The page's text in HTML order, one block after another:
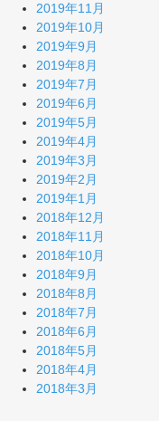
2019年11月
2019年10月
2019年9月
2019年8月
2019年7月
2019年6月
2019年5月
2019年4月
2019年3月
2019年2月
2019年1月
2018年12月
2018年11月
2018年10月
2018年9月
2018年8月
2018年7月
2018年6月
2018年5月
2018年4月
2018年3月